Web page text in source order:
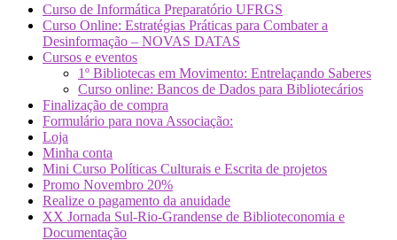
Curso de Informática Preparatório UFRGS
Curso Online: Estratégias Práticas para Combater a
Desinformação – NOVAS DATAS
Cursos e eventos
1º Bibliotecas em Movimento: Entrelaçando Saberes
Curso online: Bancos de Dados para Bibliotecários
Finalização de compra
Formulário para nova Associação:
Loja
Minha conta
Mini Curso Políticas Culturais e Escrita de projetos
Promo Novembro 20%
Realize o pagamento da anuidade
XX Jornada Sul-Rio-Grandense de Biblioteconomia e
Documentação